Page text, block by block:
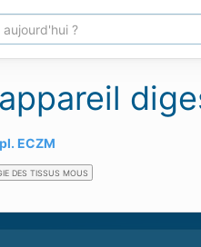
ECZM
DES TISSUS MOUS